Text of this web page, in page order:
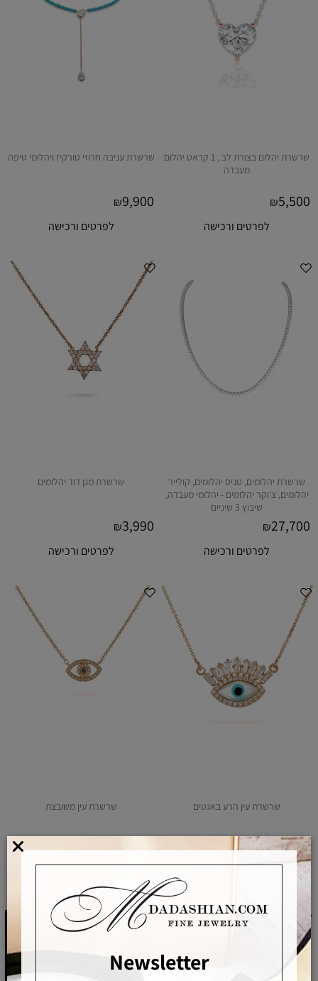
שרשרת יהלום בצורת לב , 1 קראט יהלום
מעבדה
₪5,500
לפרטים ורכישה
שרשרת עניבה חרוזי טורקיז ויהלומי טיפה
₪9,900
לפרטים ורכישה
שרשרת יהלומים, טניס יהלומים, קולייר
יהלומים, צ'וקר יהלומים - יהלומי מעבדה,
שיבוץ 3 שיניים
₪27,700
לפרטים ורכישה
שרשרת מגן דוד יהלומים
₪3,990
לפרטים ורכישה
שרשרת עין הרע באגטים
₪9,900
שרשרת עין משובצת
₪3,990
Newsletter